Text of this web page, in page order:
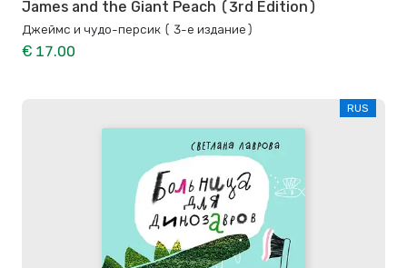
James and the Giant Peach (3rd Edition)
Джеймс и чудо-персик ( 3-е издание)
€ 17.00
RUS